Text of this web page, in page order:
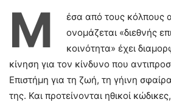
Μ
έσα από τους κόλπους
ονομάζεται «διεθνής
κοινότητα» έχει
κίνηση για τον κίνδυνο που
Επιστήμη για τη ζωή, τη γήινη
της. Και προτείνονται ηθικοί